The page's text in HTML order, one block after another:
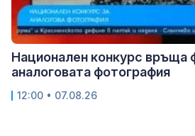
Национален конкурс връща
аналоговата фотография
12:00 • 07.08.26